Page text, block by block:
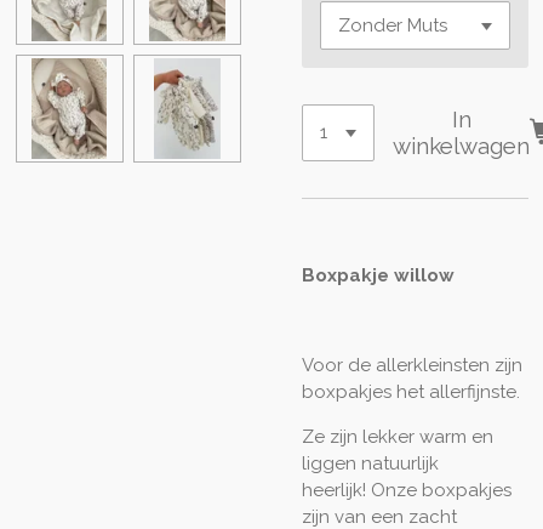
In
winkelwagen
Boxpakje willow
Voor de allerkleinsten zijn
boxpakjes het allerfijnste.
Ze zijn lekker warm en
liggen natuurlijk
heerlijk! Onze boxpakjes
zijn van een zacht